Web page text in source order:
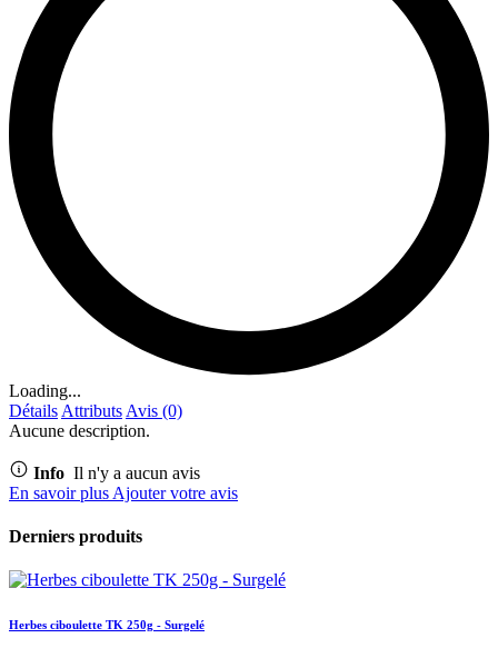
Loading...
Détails Attributs Avis (0)
Aucune description.
Info Il n'y a aucun avis
En savoir plus Ajouter votre avis
Derniers produits
Herbes ciboulette TK 250g - Surgelé